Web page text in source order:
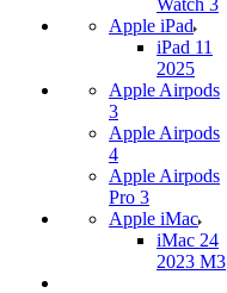
Watch 3
Apple iPad
iPad 11
2025
Apple Airpods
3
Apple Airpods
4
Apple Airpods
Pro 3
Apple iMac
iMac 24
2023 M3